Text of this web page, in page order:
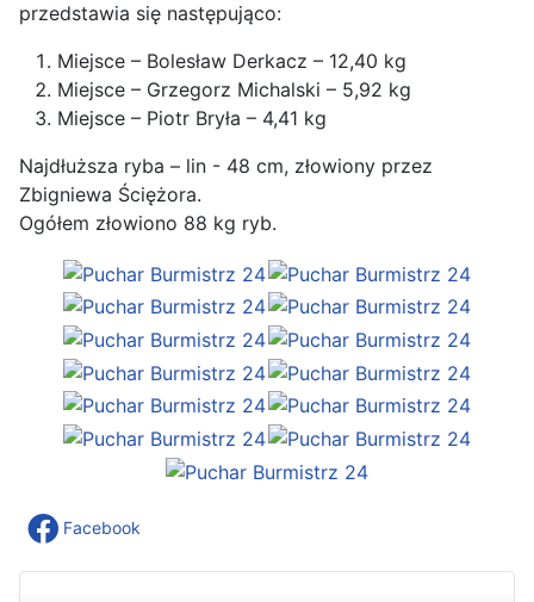
przedstawia się następująco:
Miejsce – Bolesław Derkacz – 12,40 kg
Miejsce – Grzegorz Michalski – 5,92 kg
Miejsce – Piotr Bryła – 4,41 kg
Najdłuższa ryba – lin - 48 cm, złowiony przez
Zbigniewa Ściężora.
Ogółem złowiono 88 kg ryb.
Facebook